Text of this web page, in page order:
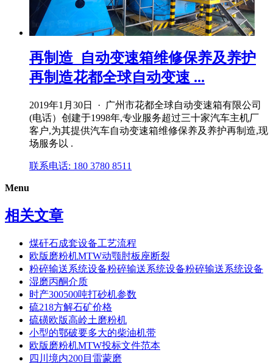
再制造_自动变速箱维修保养及养护
再制造花都全球自动变速 ...
2019年1月30日 · 广州市花都全球自动变速箱有限公司
(电话）创建于1998年,专业服务超过三十家汽车主机厂
客户,为其提供汽车自动变速箱维修保养及养护再制造,现
场服务以 .
联系电话: 180 3780 8511
Menu
相关文章
煤矸石成套设备工艺流程
欧版磨粉机MTW动颚肘板座断裂
粉碎输送系统设备粉碎输送系统设备粉碎输送系统设备
湿磨丙酮介质
时产300500吨打砂机参数
硫218方解石矿价格
硫磺欧版高岭土磨粉机
小型的鄂破要多大的柴油机带
欧版磨粉机MTW投标文件范本
四川境内200目雷蒙磨